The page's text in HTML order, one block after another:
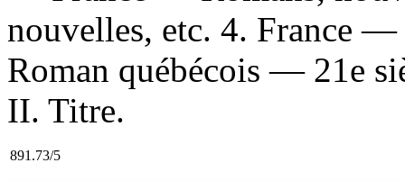
nouvelles, etc. 4. France —
Roman québécois — 21e
II. Titre.
891.73/5